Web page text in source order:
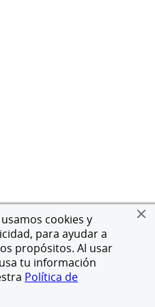
cookies y
para ayudar a
propósitos. Al usar
tu información
Política de